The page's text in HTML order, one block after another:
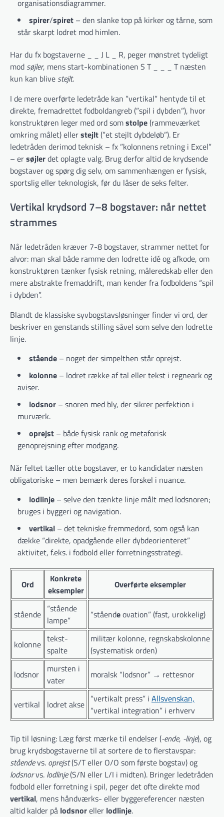
organisationsdiagrammer.
spirer/spiret – den slanke top på kirker og tårne, som
står skarpt lodret mod himlen.
Har du fx bogstaverne _ _ J L _ R, peger mønstret tydeligt
mod søjler, mens start-kombinationen S T _ _ _ T næsten
kun kan blive stejlt.
I de mere overførte ledetråde kan ”vertikal” hentyde til et
direkte, fremadrettet fodboldangreb (”spil i dybden”), hvor
konstruktøren leger med ord somstolpe(rammeværket
omkring målet) ellerstejlt(”et stejlt dybdeløb”). Er
ledetråden derimod teknisk – fx ”kolonnens retning i Excel”
– ersøjlerdet oplagte valg. Brug derfor altid de krydsende
bogstaver og spørg dig selv, om sammenhængen er fysisk,
sportslig eller teknologisk, før du låser de seks felter.
Vertikal krydsord 7–8 bogstaver: når nettet
strammes
Når lede­tråden kræver 7-8 bogstaver, strammer nettet for
alvor: man skal både ramme den lodrette idé og afkode, om
konstruktøren tænker fysisk retning, måleredskab eller den
mere abstrakte fremad­drift, man kender fra fodboldens “spil
i dybden”.
Blandt de klassiske syv­bogstavs­løsninger finder vi ord, der
beskriver en genstands stilling såvel som selve den lodrette
linje.
stående – noget der simpelthen står oprejst.
kolonne – lodret række af tal eller tekst i regneark og
aviser.
lodsnor – snoren med bly, der sikrer perfektion i
murværk.
oprejst – både fysisk rank og metaforisk
genoprejsning efter modgang.
Når feltet tæller otte bogstaver, er to kandidater næsten
obligatoriske – men bemærk deres forskel i nuance.
lodlinje – selve den tænkte linje målt med lodsnoren;
bruges i byggeri og navigation.
vertikal – det tekniske fremmedord, som også kan
dække “direkte, opadgående eller dybde­orienteret”
aktivitet, f.eks. i fodbold eller forretnings­strategi.
Ord
Konkrete
eksempler
Overførte eksempler
stående “stående
lampe”
“ståendeovation” (fast, urokkelig)
kolonne tekst­
spalte
militær kolonne, regnskabs­kolonne
(systematisk orden)
lodsnor
mursten i
vater
moralsk “lodsnor” → rettesnor
vertikal lodret akse “vertikalt press” i Allsvenskan,
“vertikal integration” i erhverv
Tip til løsning: Læg først mærke til endelser (-ende, -linje), og
brug kryds­bogstaverne til at sortere de to flerstavs­par:
ståendevs. oprejst(S/T eller O/O som første bogstav) og
lodsnorvs. lodlinje(S/N eller L/I i midten). Bringer lede­tråden
fodbold eller forretning i spil, peger det ofte direkte mod
vertikal, mens håndværks- eller bygge­referencer næsten
altid kalder på lodsnoreller lodlinje.